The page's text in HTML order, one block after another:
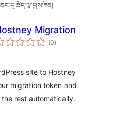
Migration
(0གདེང་
འཇོག་
)
site to Hostney
migration token and
rest automatically.